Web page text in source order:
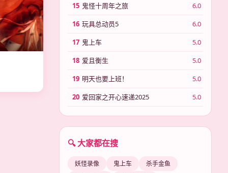
15 鬼怪十周年之旅
6.0
16 玩具总动员5
6.0
17 鬼上车
5.0
18 爱且衡生
5.0
19 明天也要上班！
5.0
20 爱回家之开心速递2025 5.0
🔍 大家都在搜
妖怪录像 鬼上车
杀手金鱼